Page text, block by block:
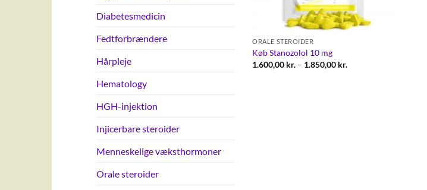
Diabetesmedicin
Fedtforbrændere
Hårpleje
Hematology
HGH-injektion
Injicerbare steroider
Menneskelige væksthormoner
Orale steroider
ORALE STEROIDER
Køb Stanozolol 10 mg
1.600,00 kr. – 1.850,00 kr.